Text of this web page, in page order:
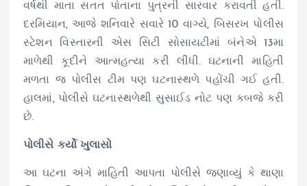
વર્ષથી માતા સતત પોતાના પુત્રની સારવાર કરાવતી હતી.
દરમિયાન, આજે શનિવારે સવારે 10 વાગ્યે, બિસરખ પોલીસ
સ્ટેશન વિસ્તારની એસ સિટી સોસાયટીમાં બંનેએ 13મા
માળેથી કૂદીને આત્મહત્યા કરી લીધી. ઘટનાની માહિતી
મળતા જ પોલીસ ટીમ પણ ઘટનાસ્થળે પહોંચી ગઈ હતી.
હાલમાં, પોલીસે ઘટનાસ્થળેથી સુસાઈડ નોટ પણ કબજે કરી
છે.
પોલીસે કર્યો ખુલાસો
આ ઘટના અંગે માહિતી આપતા પોલીસે જણાવ્યું કે થાણા